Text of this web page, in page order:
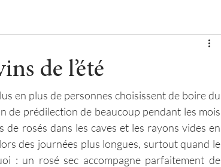
de l’été
en plus de personnes choisissent de boire du
de prédilection de beaucoup pendant les mois
rosés dans les caves et les rayons vides en
des journées plus longues, surtout quand le
: un rosé sec accompagne parfaitement de